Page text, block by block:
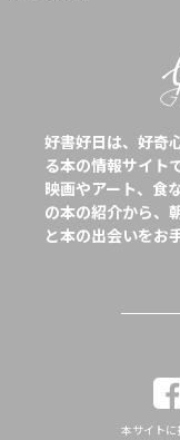
好書好日は、好奇
る本の情報サイトで
映画やアート、食
の本の紹介から、
と本の出会いをお
本サイト